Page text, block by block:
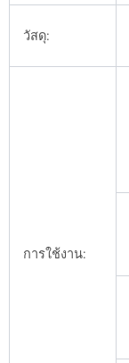
วัสดุ:
การใช้งาน: